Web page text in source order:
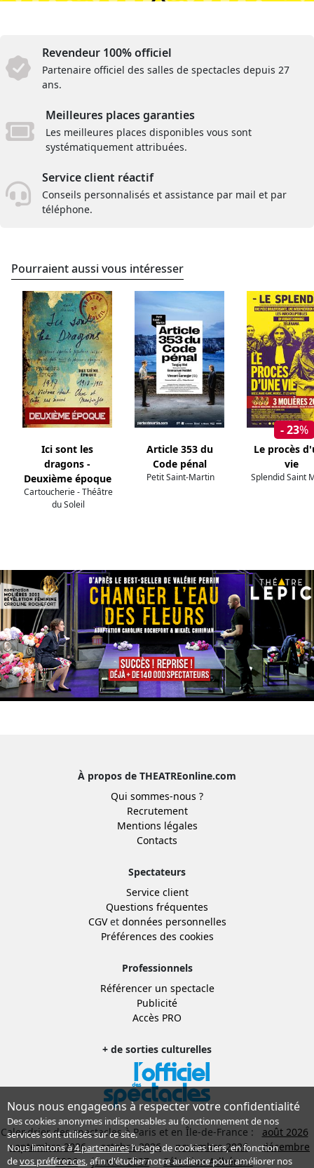
Revendeur 100% officiel
Partenaire officiel des salles de spectacles depuis 27
ans.
Meilleures places garanties
Les meilleures places disponibles vous sont
systématiquement attribuées.
Service client réactif
Conseils personnalisés et assistance par mail et par
téléphone.
Pourraient aussi vous intéresser
Ici sont les
dragons -
Deuxième époque
Cartoucherie - Théâtre
du Soleil
Article 353 du
Code pénal
Petit Saint-Martin
- 23%
Le procès
vie
Splendid Saint
À propos de THEATREonline.com
Qui sommes-nous ?
Recrutement
Mentions légales
Contacts
Spectateurs
Service client
Questions fréquentes
CGVet données personnelles
Préférences des cookies
Professionnels
Référencer un spectacle
Publicité
Accès PRO
+ de sorties culturelles
Calendrier des spectacles à Paris et en Île-de-France :
août 2026
septembre 2026
octobre 2026 novembre 2026
décembre
2026
janvier 2027 Sélection Adhérent
Nous nous engageons à respecter votre confidentialité
Des cookies anonymes indispensables au fonctionnement de nos
services sont utilisés sur ce site.
Nous limitons à4 partenairesl’usage de cookies tiers, en fonction
devos préférences, afin d'étudier notre audience pour améliorer nos